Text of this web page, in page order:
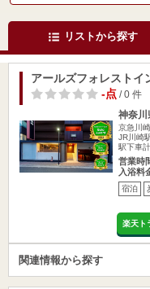
リストから探す
アールズフォレストイ
-点/ 0 件
神奈川
京急川
JR川崎
駅下車
営業時
入浴料
宿泊
楽天ト
関連情報から探す